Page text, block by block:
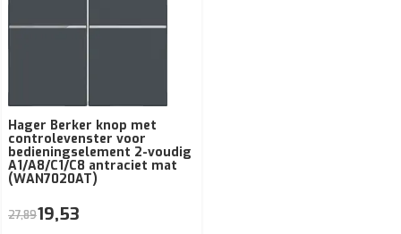
Hager Berker knop met
controlevenster voor
bedieningselement 2-voudig
A1/A8/C1/C8 antraciet mat
(WAN7020AT)
27,8919,53